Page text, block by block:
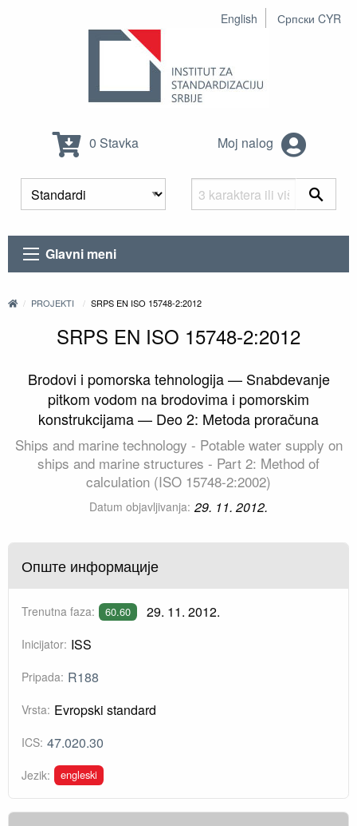
English Српски CYR
0 Stavka Moj nalog
Glavni meni
PROJEKTI SRPS EN ISO 15748-2:2012
SRPS EN ISO 15748-2:2012
Brodovi i pomorska tehnologija — Snabdevanje
pitkom vodom na brodovima i pomorskim
konstrukcijama — Deo 2: Metoda proračuna
Ships and marine technology - Potable water supply on
ships and marine structures - Part 2: Method of
calculation (ISO 15748-2:2002)
Datum objavljivanja: 29. 11. 2012.
Опште информације
Trenutna faza: 60.60 29. 11. 2012.
Inicijator: ISS
Pripada: R188
Vrsta: Evropski standard
ICS: 47.020.30
Jezik: engleski